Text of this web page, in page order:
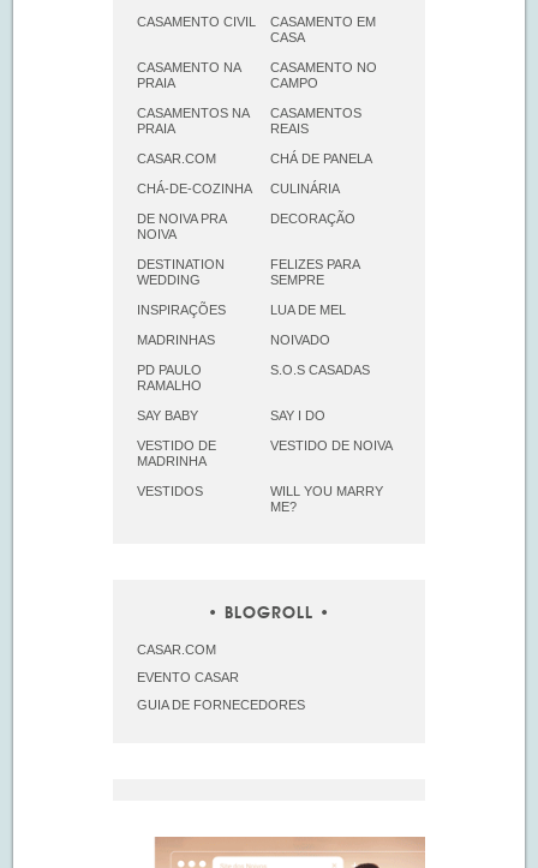
CASAMENTO CIVIL
CASAMENTO EM
CASA
CASAMENTO NA
PRAIA
CASAMENTO NO
CAMPO
CASAMENTOS NA
PRAIA
CASAMENTOS
REAIS
CASAR.COM CHÁ DE PANELA
CHÁ-DE-COZINHA CULINÁRIA
DE NOIVA PRA
NOIVA
DECORAÇÃO
DESTINATION
WEDDING
FELIZES PARA
SEMPRE
INSPIRAÇÕES LUA DE MEL
MADRINHAS NOIVADO
PD PAULO
RAMALHO
S.O.S CASADAS
SAY BABY SAY I DO
VESTIDO DE
MADRINHA
VESTIDO DE NOIVA
VESTIDOS
WILL YOU MARRY
ME?
BLOGROLL
CASAR.COM
EVENTO CASAR
GUIA DE FORNECEDORES